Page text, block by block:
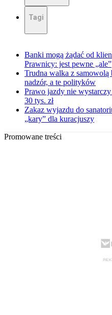
Tagi
Banki mogą żądać od
Prawnicy: jest pewne „ale”
Trudna walka z
nadzór, a te polityków
Prawo jazdy nie
30 tys. zł
Zakaz wyjazdu do
„kary” dla kuracjuszy
Promowane treści